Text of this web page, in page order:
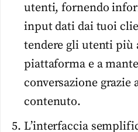
utenti, fornendo
input dati dai tuoi
tendere gli utenti più
piattaforma e a
conversazione grazie
contenuto.
L’interfaccia